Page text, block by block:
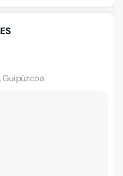
Guipúzcoa